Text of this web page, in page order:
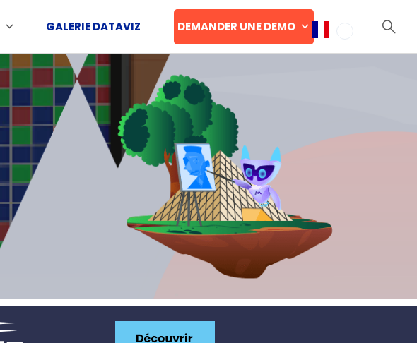
GALERIE DATAVIZ DEMANDER UNE DEMO